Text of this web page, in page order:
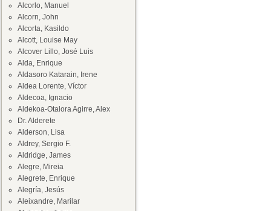
Alcorlo, Manuel
Alcorn, John
Alcorta, Kasildo
Alcott, Louise May
Alcover Lillo, José Luis
Alda, Enrique
Aldasoro Katarain, Irene
Aldea Lorente, Víctor
Aldecoa, Ignacio
Aldekoa-Otalora Agirre, Alex
Dr. Alderete
Alderson, Lisa
Aldrey, Sergio F.
Aldridge, James
Alegre, Mireia
Alegrete, Enrique
Alegría, Jesús
Aleixandre, Marilar